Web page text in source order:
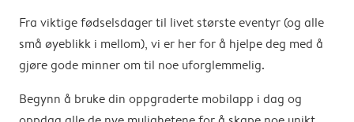
Fra viktige fødselsdager til livet største eventyr (og alle
små øyeblikk i mellom), vi er her for å hjelpe deg med å
gjøre gode minner om til noe uforglemmelig.
Begynn å bruke din oppgraderte mobilapp i dag og